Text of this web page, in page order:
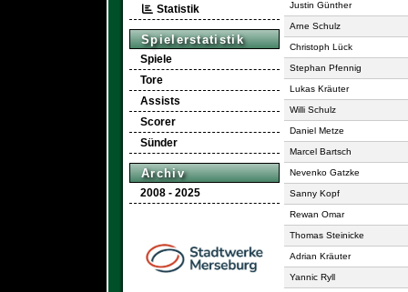
Statistik
Spielerstatistik
Spiele
Tore
Assists
Scorer
Sünder
Archiv
2008 - 2025
Justin Günther
Arne Schulz
Christoph Lück
Stephan Pfennig
Lukas Kräuter
Willi Schulz
Daniel Metze
Marcel Bartsch
Nevenko Gatzke
Sanny Kopf
Rewan Omar
Thomas Steinicke
Adrian Kräuter
Yannic Ryll